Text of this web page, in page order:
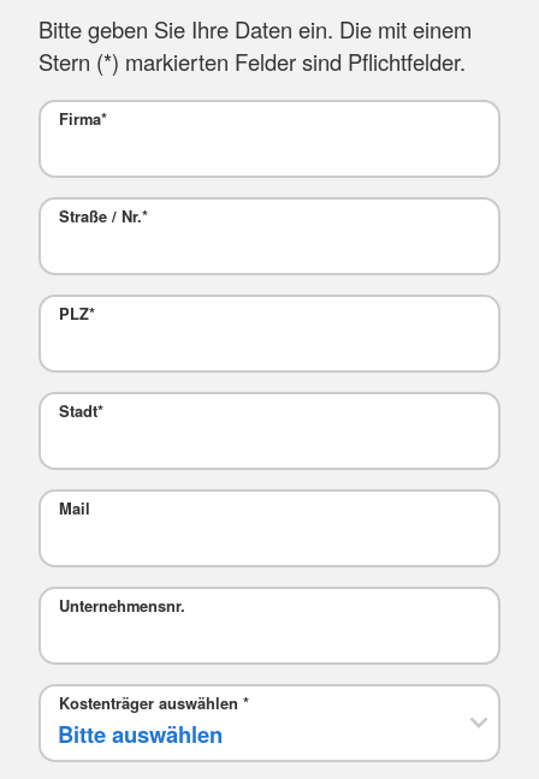
Bitte geben Sie Ihre Daten ein. Die mit einem
Stern (*) markierten Felder sind Pflichtfelder.
Firma*
Straße / Nr.*
PLZ*
Stadt*
Mail
Unternehmensnr.
Kostenträger auswählen *